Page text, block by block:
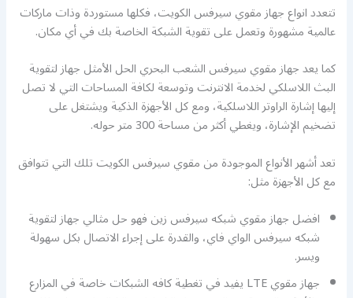
تتعدد انواع جهاز مقوي سيرفس الكويت، فكلها مستوردة وذات ماركات
عالمية مشهورة وتعمل على تقوية الشبكة الخاصة بك في أي مكان.
كما يعد جهاز مقوي سيرفس الشعب البحري الحل الأمثل جهاز لتقوية
البث اللاسلكي لخدمة الانترنت وتوسعة لكافة المساحات التي لا تصل
إليها إشارة الراوتر اللاسلكية، ومع كل الأجهزة الذكية ويشتغل على
تضخيم الإشارة، ويغطي أكثر من مساحة 300 متر حوله.
تعد أشهر الأنواع الموجودة من مقوي سيرفس الكويت تلك التي تتوافق
مع كل الأجهزة مثل:
افضل جهاز مقوي شبكه سيرفس زين فهو حل مثالي جهاز لتقوية
شبكه سيرفس الواي فاي، والقدرة على إجراء الاتصال بكل سهولة
ويسر.
جهاز مقوي LTE يفيد في تغطية كافه الشبكات خاصة في المزارع